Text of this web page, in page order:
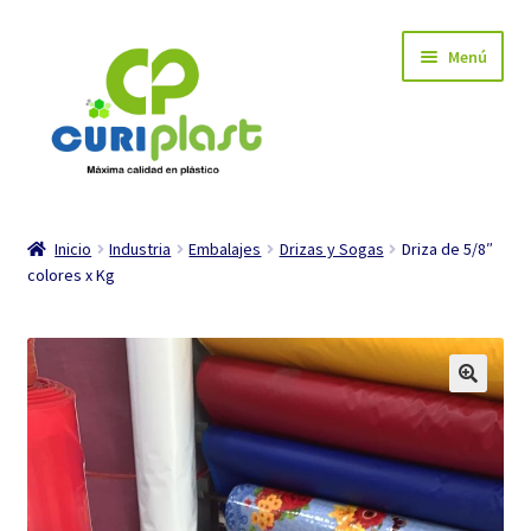
navegación
contenido
Menú
Carrito de compra
Mi cuenta
Tienda
Industria
el
menú
Inicio Industria Embalajes Drizas y Sogas
Driza de 5/8″
colores x Kg